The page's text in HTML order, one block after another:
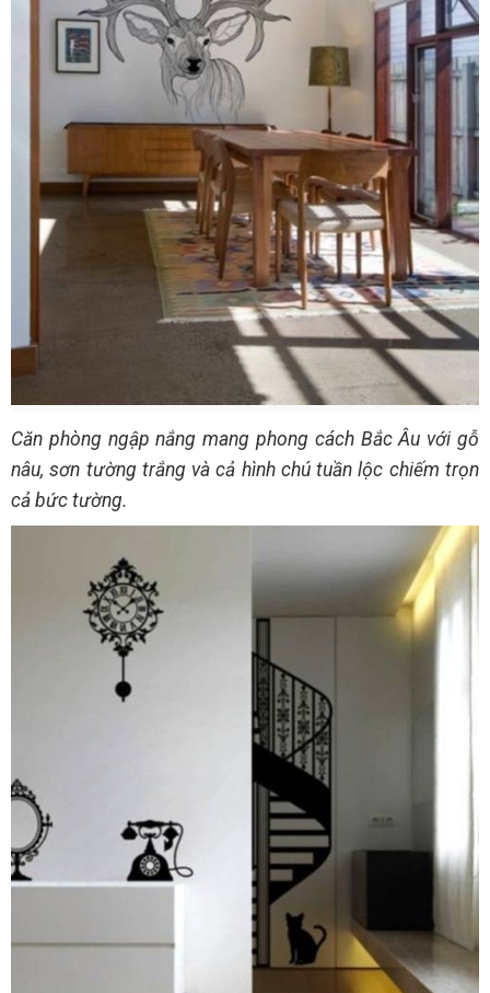
Căn phòng ngập nắng mang phong cách Bắc Âu với gỗ
nâu, sơn tường trắng và cả hình chú tuần lộc chiếm trọn
cả bức tường.